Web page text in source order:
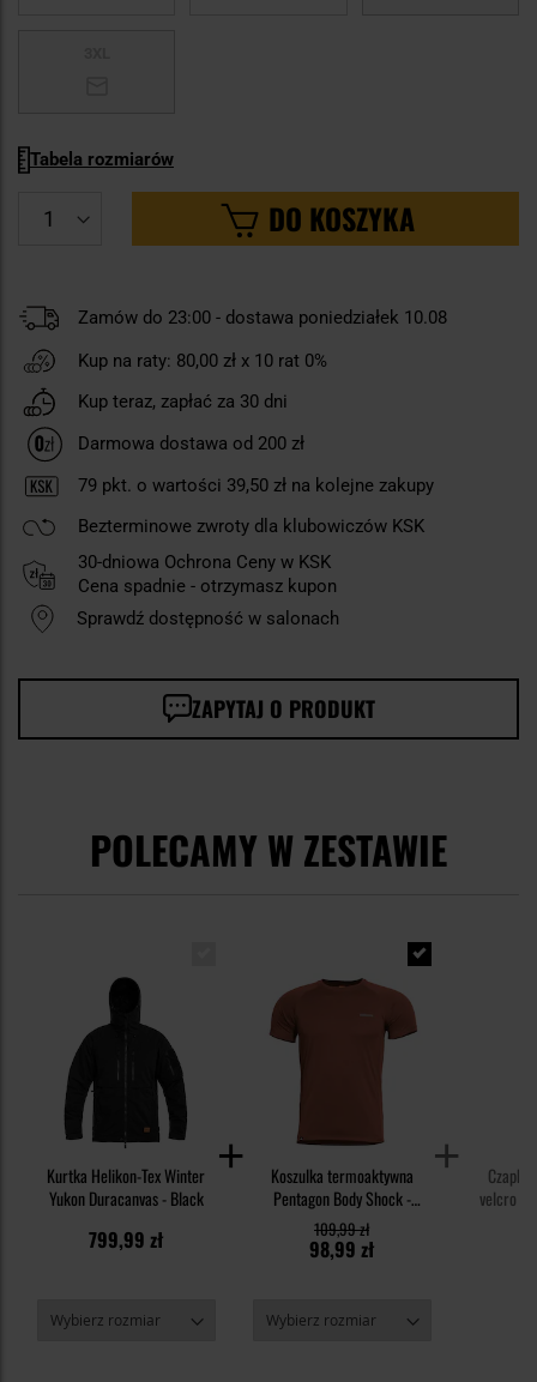
Tabela rozmiarów
DO KOSZYKA
Zamów do 23:00 - dostawa poniedziałek 10.08
Kup na raty: 80,00 zł x 10 rat 0%
Kup teraz, zapłać za 30 dni
Darmowa dostawa od 200 zł
79 pkt. o wartości 39,50 zł na kolejne zakupy
Bezterminowe zwroty dla klubowiczów KSK
30-dniowa Ochrona Ceny w KSK
Cena spadnie - otrzymasz kupon
Sprawdź dostępność w salonach
ZAPYTAJ O PRODUKT
POLECAMY W ZESTAWIE
Kurtka Helikon-Tex Winter
Yukon Duracanvas - Black
799,99 zł
Koszulka termoaktywna
Pentagon Body Shock -
Marron Red
98,99 zł
109,99 zł
velcro